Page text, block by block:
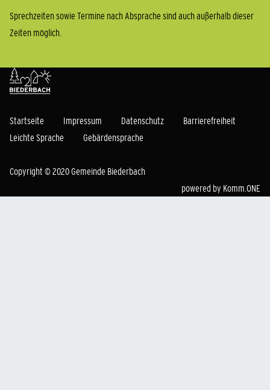
Sprechzeiten sowie Termine nach Absprache sind auch außerhalb dieser
Zeiten möglich.
Startseite Impressum Datenschutz
Barrierefreiheit
Leichte Sprache
Gebärdensprache
Copyright © 2020 Gemeinde Biederbach
powered by Komm.ONE